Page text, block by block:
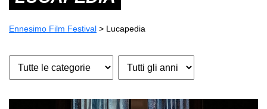
Ennesimo Film Festival > Lucapedia